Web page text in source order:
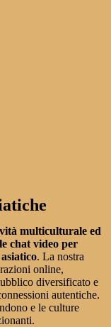
multiculturale ed
chat video per
. La nostra
online,
diversificato e
autentiche.
e le culture